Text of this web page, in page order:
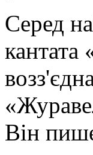
Серед
кантата
Він